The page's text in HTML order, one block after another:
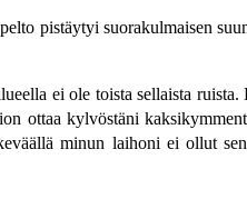
pistäytyi suorakulmaisen
ei ole toista sellaista ruista.
ottaa kylvöstäni
minun laihoni ei ollut